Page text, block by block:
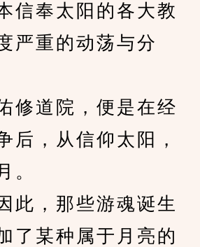
信奉太阳的各大教
严重的动荡与分
道院，便是在经
后，从信仰太阳，
。
，那些游魂诞生
了某种属于月亮的